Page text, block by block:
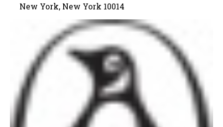
New York, New York 10014